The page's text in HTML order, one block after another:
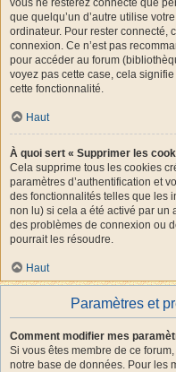
vous ne resterez connecté que
que quelqu’un d’autre utilise
ordinateur. Pour rester connecté,
connexion. Ce n’est pas
pour accéder au forum
voyez pas cette case, cela
cette fonctionnalité.
Haut
À quoi sert « Supprimer les
Cela supprime tous les cookies
paramètres d’authentification et
des fonctionnalités telles que les
non lu) si cela a été activé par un
des problèmes de connexion ou
pourrait les résoudre.
Haut
Paramètres et
Comment modifier mes
Si vous êtes membre de ce
notre base de données. Pour les